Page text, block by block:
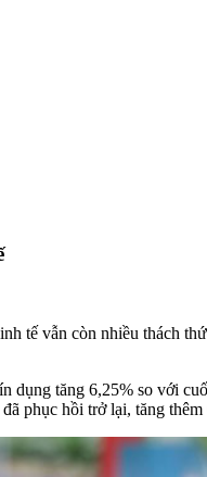
tế vẫn còn nhiều thách
tăng 6,25% so với
phục hồi trở lại, tăng thêm